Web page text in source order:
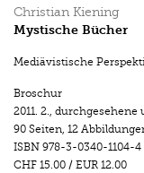
Christian Kiening
Mystische Bücher
Mediävistische
Broschur
2011. 2., durchgesehene
90 Seiten, 12
ISBN 978-3-0340-1104-4
CHF 15.00 / EUR 12.00